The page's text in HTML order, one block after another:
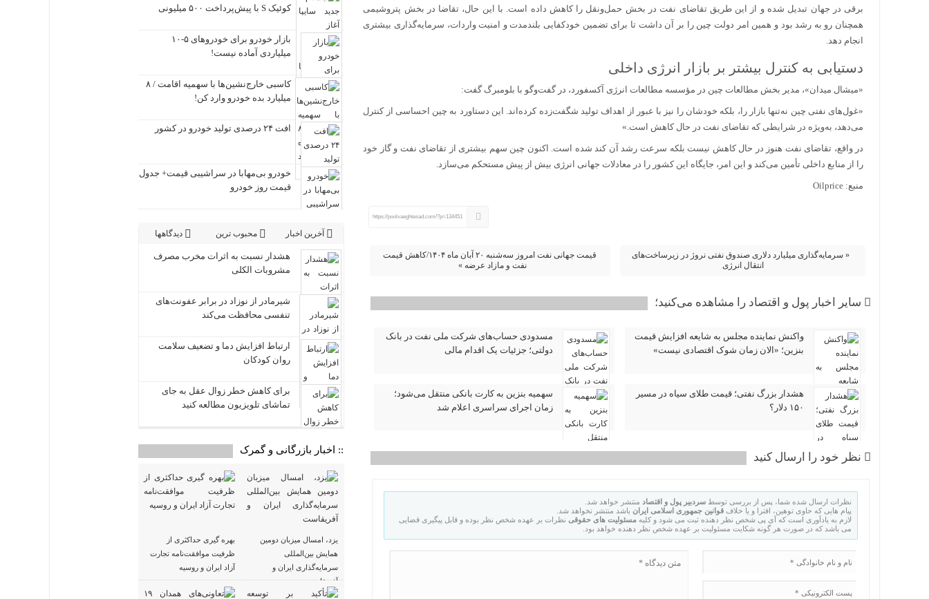
برقی در جهان تبدیل شده و از این طریق تقاضای نفت در بخش حمل‌ونقل را کاهش داده است. با این حال، تقاضا در بخش پتروشیمی
همچنان رو به رشد بود و همین امر دولت چین را بر آن داشت تا برای تضمین خودکفایی بلندمدت و امنیت واردات، سرمایه‌گذاری بیشتری
انجام دهد.
دستیابی به کنترل بیشتر بر بازار انرژی داخلی
«میشال میدان»، مدیر بخش مطالعات چین در مؤسسه مطالعات انرژی آکسفورد، در گفت‌و‌گو با بلومبرگ گفت:
«غول‌های نفتی چین نه‌تنها بازار را، بلکه خودشان را نیز با عبور از اهداف تولید شگفت‌زده کرده‌اند. این دستاورد به چین احساسی از کنترل
می‌دهد، به‌ویژه در شرایطی که تقاضای نفت در حال کاهش است.»
در واقع، تقاضای نفت هنوز در حال کاهش نیست بلکه سرعت رشد آن کند شده است. اکنون چین سهم بیشتری از تقاضای نفت و گاز خود
را از منابع داخلی تأمین می‌کند و این امر، جایگاه این کشور را در معادلات جهانی انرژی بیش از پیش مستحکم می‌سازد.
منبع: Oilprice
https://poolvaeghtesad.com/?p=134451
« سرمایه‌گذاری میلیارد دلاری صندوق نفتی نروژ در زیرساخت‌های
انتقال انرژی
قیمت جهانی نفت امروز سه‌شنبه ۲۰ آبان ماه ۱۴۰۴/کاهش قیمت
نفت و مازاد عرضه »
سایر اخبار پول و اقتصاد را مشاهده می‌کنید؛
واکنش نماینده مجلس به شایعه افزایش قیمت
بنزین؛ «الان زمان شوک اقتصادی نیست»
مسدودی حساب‌های شرکت ملی نفت در بانک
دولتی؛ جزئیات یک اقدام مالی
هشدار بزرگ نفتی؛ قیمت طلای سیاه در مسیر
۱۵۰ دلار؟
سهمیه بنزین به کارت بانکی منتقل می‌شود؛
زمان اجرای سراسری اعلام شد
نظر خود را ارسال کنید
نظرات ارسال شده شما، پس از بررسی توسط سردبیر پول و اقتصاد منتشر خواهد شد.
پیام هایی که حاوی توهین، افترا و یا خلاف قوانین جمهوری اسلامی ایران باشد منتشر نخواهد شد.
لازم به یادآوری است که آی پی شخص نظر دهنده ثبت می شود و کلیه مسئولیت های حقوقینظرات بر عهده شخص نظر بوده و قابل پیگیری قضایی
می باشد که در صورت هر گونه شکایت مسئولیت بر عهده شخص نظر دهنده خواهد بود.
کوئیک S با پیش‌پرداخت ۵۰۰ میلیونی
بازار خودرو برای خودروهای ۵-۱۰
میلیاردی آماده نیست!
کاسبی خارج‌نشین‌ها با سهمیه اقامت / ۸
میلیارد بده خودرو وارد کن!
افت ۲۴ درصدی تولید خودرو در کشور
خودرو بی‌مهابا در سراشیبی قیمت+ جدول
قیمت روز خودرو
آخرین اخبار محبوب ترین دیدگاهها
هشدار نسبت به اثرات مخرب مصرف
مشروبات الکلی
شیرمادر از نوزاد در برابر عفونت‌های
تنفسی محافظت می‌کند
ارتباط افزایش دما و تضعیف سلامت
روان کودکان
برای کاهش خطر زوال عقل به جای
تماشای تلویزیون مطالعه کنید
:: اخبار بازرگانی و گمرک
یزد، امسال میزبان دومین
همایش بین‌المللی
سرمایه‌گذاری ایران و
آفریقاست
بهره گیری حداکثری از
ظرفیت موافقت‌نامه تجارت
آزاد ایران و روسیه